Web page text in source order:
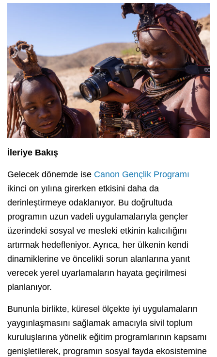
İleriye Bakış
Gelecek dönemde ise Canon Gençlik Programı
ikinci on yılına girerken etkisini daha da
derinleştirmeye odaklanıyor. Bu doğrultuda
programın uzun vadeli uygulamalarıyla gençler
üzerindeki sosyal ve mesleki etkinin kalıcılığını
artırmak hedefleniyor. Ayrıca, her ülkenin kendi
dinamiklerine ve öncelikli sorun alanlarına yanıt
verecek yerel uyarlamaların hayata geçirilmesi
planlanıyor.
Bununla birlikte, küresel ölçekte iyi uygulamaların
yaygınlaşmasını sağlamak amacıyla sivil toplum
kuruluşlarına yönelik eğitim programlarının kapsamı
genişletilerek, programın sosyal fayda ekosistemine